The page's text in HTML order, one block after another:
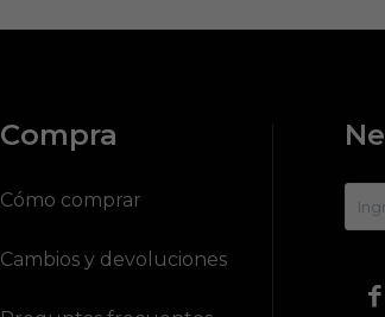
Compra
Cómo comprar
Cambios y devoluciones
